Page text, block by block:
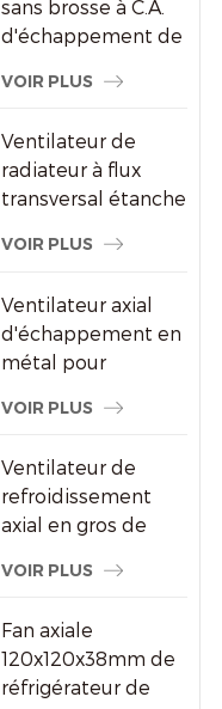
sans brosse à C.A.
d'échappement de
congélateur de
VOIR PLUS
Ventilateur de
radiateur à flux
transversal étanche
publicitaires
VOIR PLUS
Ventilateur axial
d'échappement en
métal pour
l'armoire à vin
VOIR PLUS
Ventilateur de
refroidissement
axial en gros de
courant alternatif
de machine à
souder
VOIR PLUS
Fan axiale
120x120x38mm de
réfrigérateur de